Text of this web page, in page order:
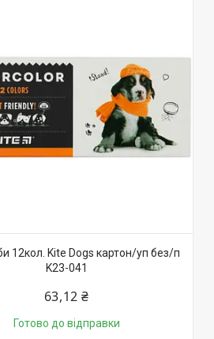
12кол. Kite Dogs картон/уп без/п
K23-041
63,12 ₴
Готово до відправки